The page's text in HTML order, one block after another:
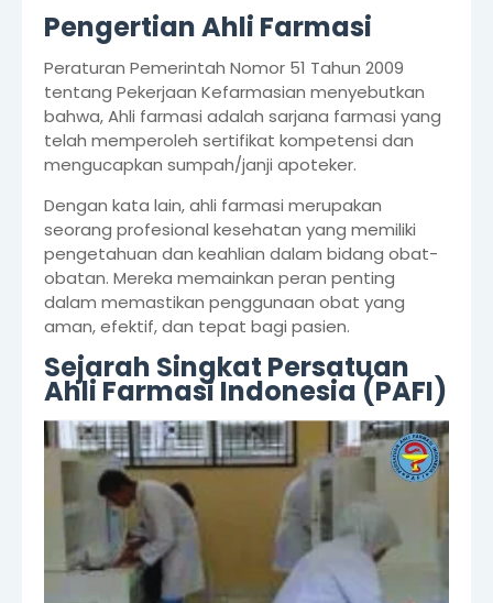
Pengertian Ahli Farmasi
Peraturan Pemerintah Nomor 51 Tahun 2009
tentang Pekerjaan Kefarmasian menyebutkan
bahwa, Ahli farmasi adalah sarjana farmasi yang
telah memperoleh sertifikat kompetensi dan
mengucapkan sumpah/janji apoteker.
Dengan kata lain, ahli farmasi merupakan
seorang profesional kesehatan yang memiliki
pengetahuan dan keahlian dalam bidang obat-
obatan. Mereka memainkan peran penting
dalam memastikan penggunaan obat yang
aman, efektif, dan tepat bagi pasien.
Sejarah Singkat Persatuan
Ahli Farmasi Indonesia (PAFI)